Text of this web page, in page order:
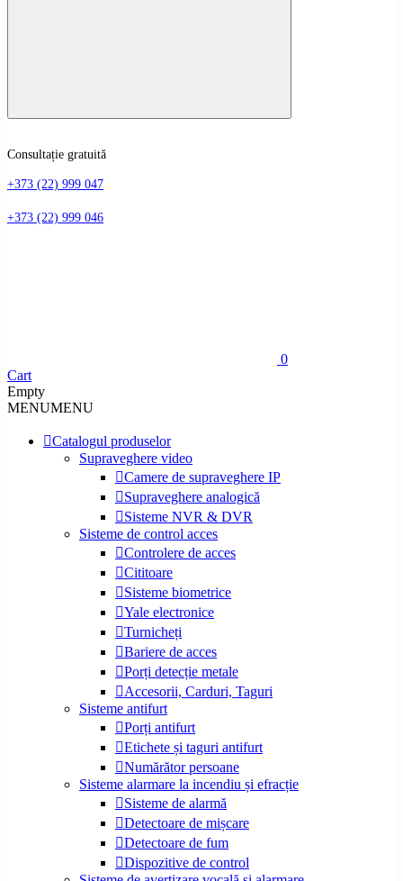
Consultație gratuită
+373 (22) 999 047
+373 (22) 999 046
0
Cart
Empty
MENUMENU
Catalogul produselor
Supraveghere video
Camere de supraveghere IP
Supraveghere analogică
Sisteme NVR & DVR
Sisteme de control acces
Controlere de acces
Cititoare
Sisteme biometrice
Yale electronice
Turnicheți
Bariere de acces
Porți detecție metale
Accesorii, Carduri, Taguri
Sisteme antifurt
Porți antifurt
Etichete și taguri antifurt
Numărător persoane
Sisteme alarmare la incendiu și efracție
Sisteme de alarmă
Detectoare de mișcare
Detectoare de fum
Dispozitive de control